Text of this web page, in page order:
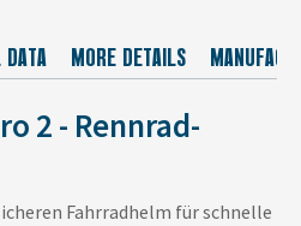
DATA MORE DETAILS
2 - Rennrad-
Fahrradhelm für schnelle